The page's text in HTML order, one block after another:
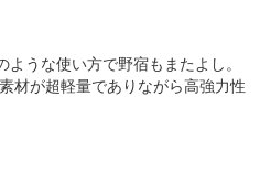
うな使い方で野宿もまたよし。
材が超軽量でありながら高強力性